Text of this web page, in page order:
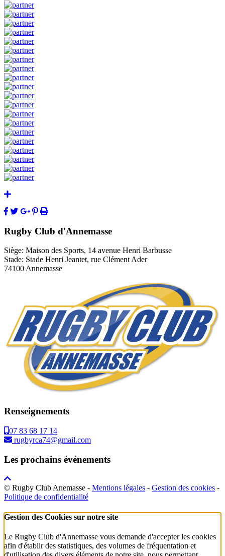
Rugby Club d'Annemasse
Siège: Maison des Sports, 14 avenue Henri Barbusse
Stade: Stade Henri Jeantet, rue Clément Ader
74100 Annemasse
Renseignements
07 83 68 17 14
rugbyrca74@gmail.com
Les prochains événements
© Rugby Club Anemasse - Mentions légales - Gestion des cookies -
Politique de confidentialité
Gestion des Cookies sur notre site
Le Rugby Club d'Annemasse vous demande d'accepter les cookies
afin d'établir des statistiques, des volumes de fréquentation et